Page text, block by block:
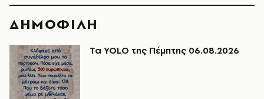
ΔΗΜΟΦΙΛΗ
Τα YOLO της Πέμπτης 06.08.2026